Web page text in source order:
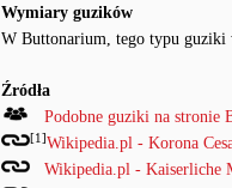
Wymiary guzików
W Buttonarium, tego typu guziki
Źródła
Podobne guziki na stronie
[1]Wikipedia.pl - Korona
Wikipedia.pl - Kaiserliche